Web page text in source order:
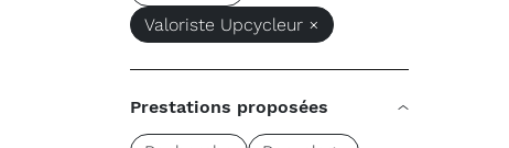
Valoriste Upcycleur ×
Prestations proposées